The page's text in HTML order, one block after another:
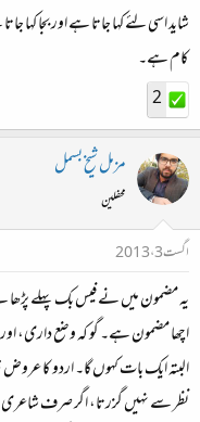
شاید اسی لئے کہا جاتا ہے اور بجا کہا
کام ہے۔
2
مزمل شیخ بسمل
محفلین
اگست 3، 2013
یہ مضمون میں نے فیس بک پہلے
اچھا مضمون ہے۔ گو کہ وضع داری،
البتہ ایک بات کہوں گا۔ اردو کا
نظر سے نہیں گزرتا، اگر صرف